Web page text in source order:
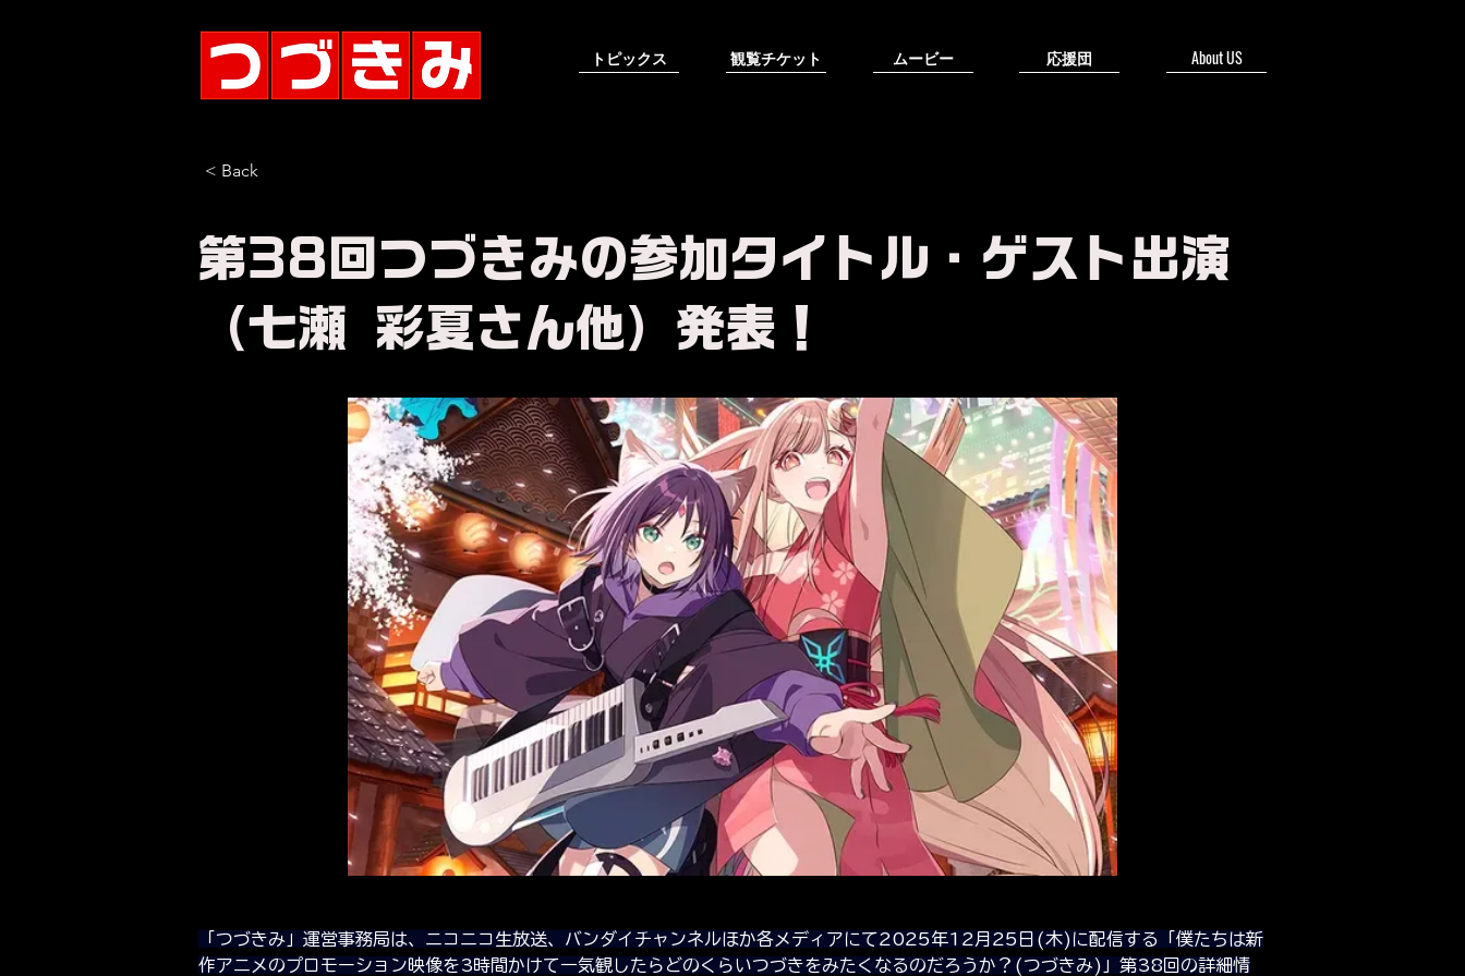
トピックス 観覧チケット ムービー 応援団 About US
< Back
第38回つづきみの参加タイトル・ゲスト出演
（七瀬 彩夏さん他）発表！
「つづきみ」運営事務局は、ニコニコ生放送、バンダイチャンネルほか各メディアにて2025年12月25日(木)に配信する「僕たちは新
作アニメのプロモーション映像を3時間かけて一気観したらどのくらいつづきをみたくなるのだろうか？(つづきみ)」第38回の詳細情